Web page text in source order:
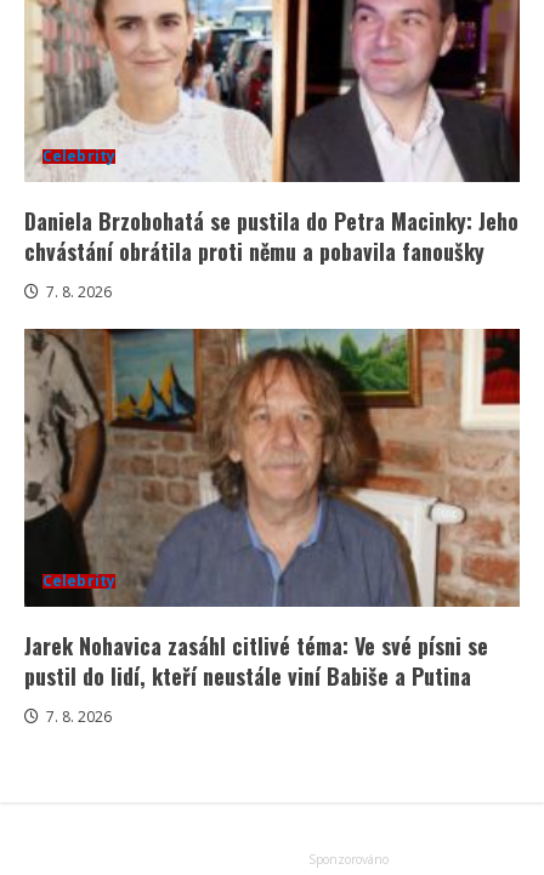
Celebrity
Daniela Brzobohatá se pustila do Petra Macinky: Jeho
chvástání obrátila proti němu a pobavila fanoušky
7. 8. 2026
Celebrity
Jarek Nohavica zasáhl citlivé téma: Ve své písni se
pustil do lidí, kteří neustále viní Babiše a Putina
7. 8. 2026